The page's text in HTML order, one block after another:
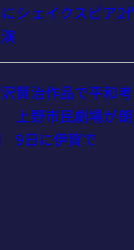
にシェイクスピア2
演
賢治作品で平和考
上野市民劇場が
9日に伊賀で